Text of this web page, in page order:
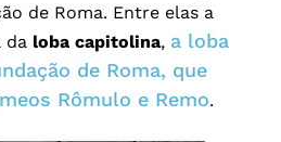
de Roma. Entre elas a
da loba capitolina, a loba
de Roma, que
Rômulo e Remo.